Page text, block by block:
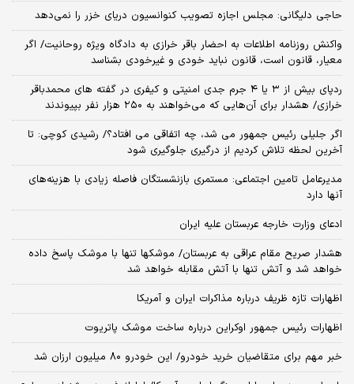
حاجی دلیگانی: مجلس اجازه تصویب کنوانسیون دریای خزر را نمی‌دهد
واکنش روزنامه اطلاعات به احضار باقر خرازی به دادگاه ویژه روحانیت/ اگر
معیار، قانون است، قانون نباید خودی و غیرخودی بشناسد
ردپای بیش از ۳ یا ۴ جرم جدی امنیتی و کیفری در گفته های محمدباقر
خرازی/ هشدار برای آن‌هایی که می‌خواهند به ۲۵۰ هزار نفر بپیوندند
اگر جلیلی رئیس جمهور می شد، چه اتفاقی می افتاد؟/ رشیدی کوچی: تا
آخرین لحظه تلاش کردیم از درگیری جلوگیری شود
مدیرعامل تامین اجتماعی: مستمری بازنشستگان فاصله زیادی با هزینه‌های
آنها دارد
ادعای وزارت خارجه عربستان علیه ایران
هشدار صریح مقام عراقی به عربستان/ موشکها تنها با موشک پاسخ داده
خواهد شد و آتش تنها با آتش مقابله خواهد شد
اظهارات تازه ظریف درباره مذاکرات ایران و آمریکا
اظهارات رئیس جمهور اوکراین درباره ساخت موشک پاتریوت
خبر مهم برای متقاضیان خرید خودرو/ این خودرو ۸۰ میلیون ارزان شد